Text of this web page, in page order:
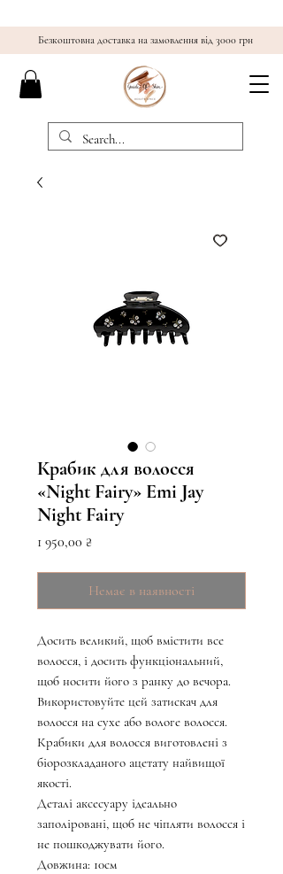
Безкоштовна доставка на замовлення від 3000 грн
Крабик для волосся
«Night Fairy» Emi Jay
Night Fairy
1 950,00 ₴
Немає в наявності
Досить великий, щоб вмістити все
волосся, і досить функціональний,
щоб носити його з ранку до вечора.
Використовуйте цей затискач для
волосся на сухе або вологе волосся.
Крабики для волосся виготовлені з
біорозкладаного ацетату найвищої
якості.
Деталі аксесуару ідеально
заполіровані, щоб не чіпляти волосся і
не пошкоджувати його.
Довжина: 10см